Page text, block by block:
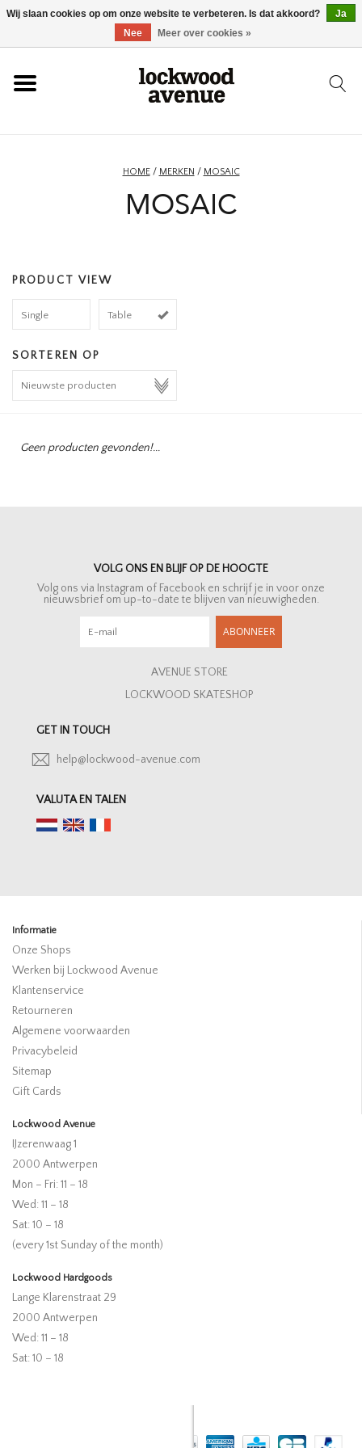
HOME
ACCESSOIRES
HOMEWARE
HOME/ MERKEN / MOSAIC
MOSAIC
PRODUCT VIEW
Single Table
SORTEREN OP
Geen producten gevonden!...
VOLG ONS EN BLIJF OP DE HOOGTE
Volg ons via Instagram of Facebook en schrijf je in voor onze
nieuwsbrief om up-to-date te blijven van nieuwigheden.
ABONNEER
AVENUE STORE
LOCKWOOD SKATESHOP
GET IN TOUCH
help@lockwood-avenue.com
VALUTA EN TALEN
Informatie
Onze Shops
Werken bij Lockwood Avenue
Klantenservice
Retourneren
Algemene voorwaarden
Privacybeleid
Sitemap
Gift Cards
Lockwood Avenue
IJzerenwaag 1
2000 Antwerpen
Mon – Fri: 11 – 18
Wed: 11 – 18
Sat: 10 – 18
(every 1st Sunday of the month)
Lockwood Hardgoods
Lange Klarenstraat 29
2000 Antwerpen
Wed: 11 – 18
Sat: 10 – 18
Wij slaan cookies op om onze website te verbeteren. Is dat akkoord?
Ja
Nee
Meer over cookies »